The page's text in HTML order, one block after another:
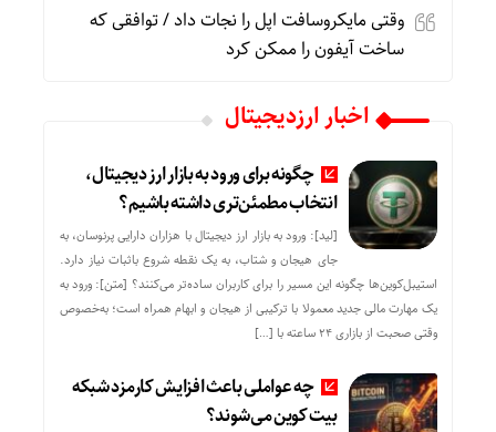
وقتی مایکروسافت اپل را نجات داد / توافقی که
ساخت آیفون را ممکن کرد
اخبار ارزدیجیتال
چگونه برای ورود به بازار ارز دیجیتال،
انتخاب مطمئن‌تری داشته باشیم؟
[لید]: ورود به بازار ارز دیجیتال با هزاران دارایی پرنوسان، به
جای هیجان و شتاب، به یک نقطه شروع باثبات نیاز دارد.
استیبل‌کوین‌ها چگونه این مسیر را برای کاربران ساده‌تر می‌کنند؟ [متن]: ورود به
یک مهارت مالی جدید معمولا با ترکیبی از هیجان و ابهام همراه است؛ به‌خصوص
وقتی صحبت از بازاری ۲۴ ساعته با […]
چه عواملی باعث افزایش کارمزد شبکه
بیت کوین می‌شوند؟